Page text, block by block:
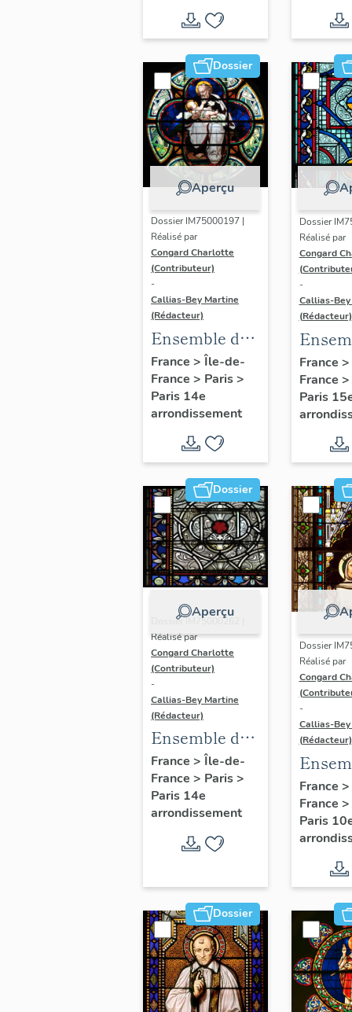
Dossier
Aperçu
Dossier IM75000197 |
Réalisé par
Congard Charlotte
(Contributeur)
-
Callias-Bey Martine
(Rédacteur)
Ensemble de
23 verrières -
Église Notre-
Dame du
Plaisance
France > Île-de-
France > Paris>
Paris 14e
arrondissement
Dossier
Réalisé par
Congard
-
Callias-
(Rédacteur)
15
de la
de la
Tours
1966,
Notre-
des-
France >
France >
Paris
Dossier
Aperçu
Dossier IM75000262 |
Réalisé par
Congard Charlotte
(Contributeur)
-
Callias-Bey Martine
(Rédacteur)
Ensemble de
17 verrières -
Chapelle de la
Visitation
(Premier
des
Visitandines)
France > Île-de-
France > Paris>
Paris 14e
arrondissement
Dossier
Réalisé par
Congard
-
Callias-
(Rédacteur)
30
Église
Joseph
France >
France >
Paris
Dossier